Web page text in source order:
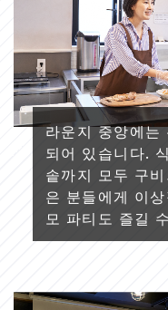
라운지 중앙에는
되어 있습니다.
솥까지 모두 구
은 분들에게 이
모 파티도 즐길